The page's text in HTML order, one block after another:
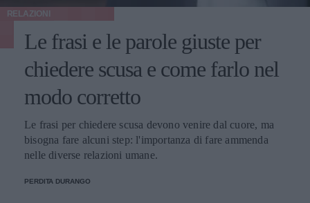
RELAZIONI
Le frasi e le parole giuste per
chiedere scusa e come farlo nel
modo corretto
Le frasi per chiedere scusa devono venire dal cuore, ma
bisogna fare alcuni step: l'importanza di fare ammenda
nelle diverse relazioni umane.
PERDITA DURANGO